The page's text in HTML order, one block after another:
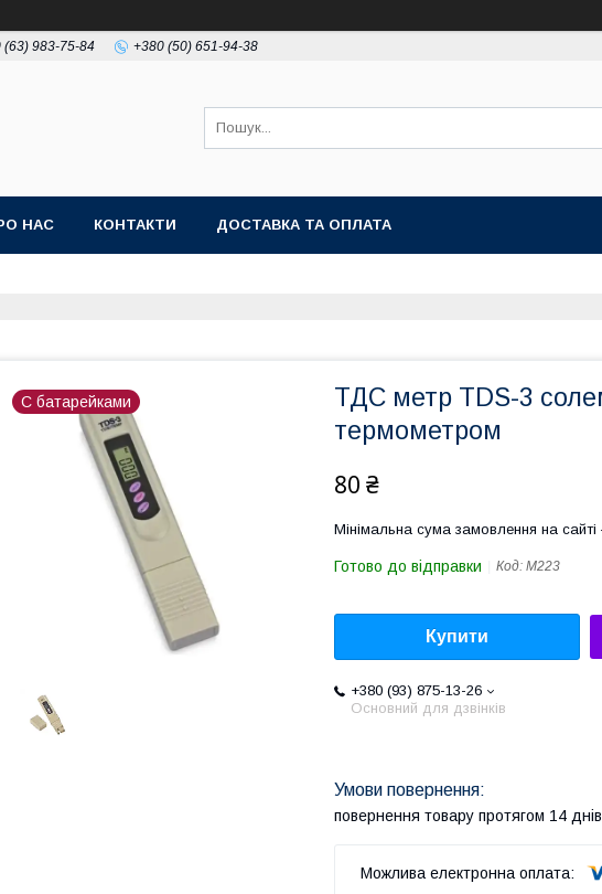
(63) 983-75-84 +380 (50) 651-94-38
НАС КОНТАКТИ ДОСТАВКА ТА ОПЛАТА
С батарейками
ТДС метр TDS-3
термометром
80 ₴
Мінімальна сума замовлення на
Готово до відправки Код: M223
Купити
+380 (93) 875-13-26
Основний для дзвінків
повернення товару протягом 14 днів